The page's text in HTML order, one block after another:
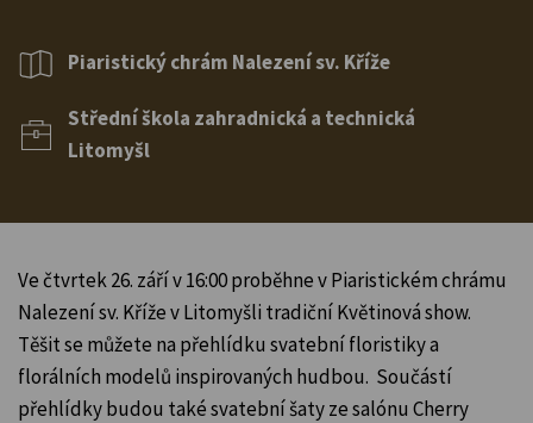
Piaristický chrám Nalezení sv. Kříže
Střední škola zahradnická a technická
Litomyšl
Ve čtvrtek 26. září v 16:00 proběhne v Piaristickém chrámu
Nalezení sv. Kříže v Litomyšli tradiční Květinová show.
Těšit se můžete na přehlídku svatební floristiky a
florálních modelů inspirovaných hudbou. Součástí
přehlídky budou také svatební šaty ze salónu Cherry